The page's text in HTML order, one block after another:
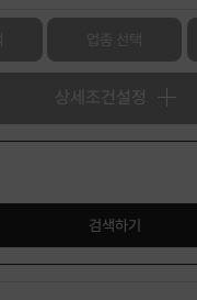
업종 선택
상세조건설정
검색하기